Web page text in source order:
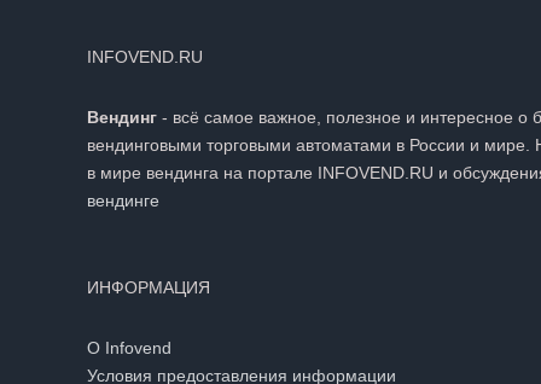
INFOVEND.RU
Вендинг - всё самое важное, полезное и интересное о
вендинговыми торговыми автоматами в России и мире.
в мире вендинга на портале INFOVEND.RU и
вендинге
ИНФОРМАЦИЯ
О Infovend
Условия предоставления информации